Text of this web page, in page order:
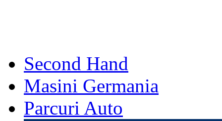
Second Hand
Masini Germania
Parcuri Auto